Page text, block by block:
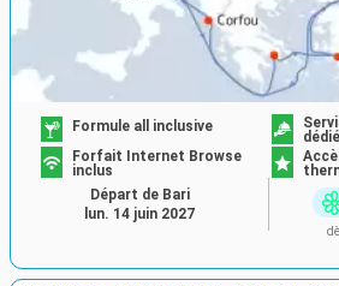
Formule all inclusive
dédié
Forfait Internet Browse
inclus
Départ de Bari
lun. 14 juin 2027